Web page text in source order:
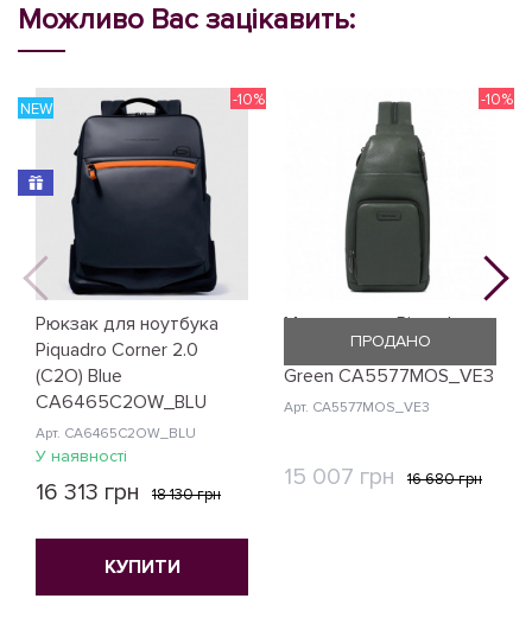
Можливо Вас зацікавить:
Рюкзак для ноутбука
Piquadro Corner 2.0
(C2O) Blue
CA6465C2OW_BLU
Арт. CA6465C2OW_BLU
NEW -10%
У наявності
16 313 грн 18 130 грн
КУПИТИ
Монорюкзак Piquadro
Modus Restyling (MOS)
Green CA5577MOS_VE3
Арт. CA5577MOS_VE3
-10%
ПРОДАНО
15 007 грн 16 680 грн